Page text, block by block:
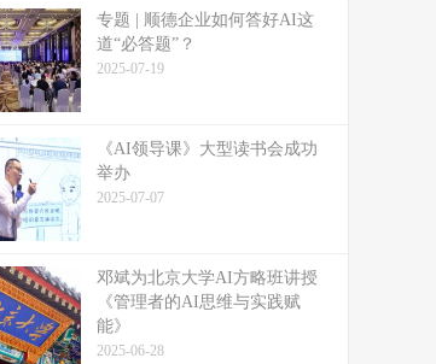
专题 | 顺德企业如何答好AI这
道“必答题”？
2025-07-19
《AI领导课》大型读书会成功
举办
2025-07-07
邓斌为北京大学AI方略班讲授
《管理者的AI思维与实践赋
能》
2025-06-28